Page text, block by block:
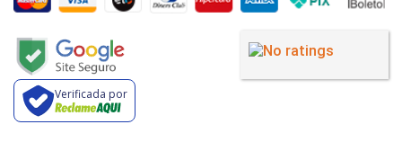
Verificada por